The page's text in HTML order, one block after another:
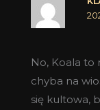
No, Koala to
chyba na
się kultowa,